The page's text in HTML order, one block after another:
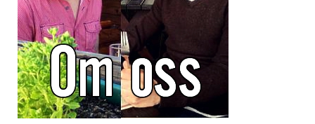
Herbes de Provence
Kjørvel
Krøderens husmannsmiks
Løpstikke